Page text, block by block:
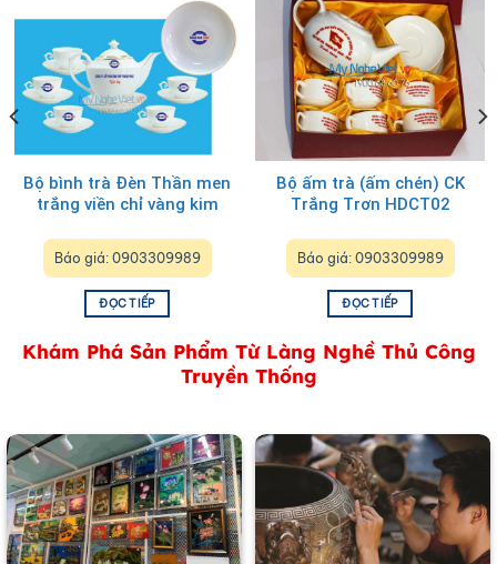
Tranh Đồng Lý Ngư Vọng Nguyệt Đồng Hun Giả Cổ
Bộ bình trà Đèn Thần men
trắng viền chỉ vàng kim
PHAT STEEL (HÀNG ĐẶT)
Báo giá: 0903309989
ĐỌC TIẾP
Bộ ấm trà (ấm chén) CK
Trắng Trơn HDCT02
Báo giá: 0903309989
ĐỌC TIẾP
Khám Phá Sản Phẩm Từ Làng Nghề Thủ Công
Truyền Thống